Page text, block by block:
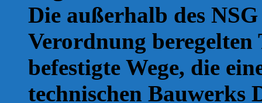
Die außerhalb des
Verordnung beregelten
befestigte Wege, die
technischen Bauwerks